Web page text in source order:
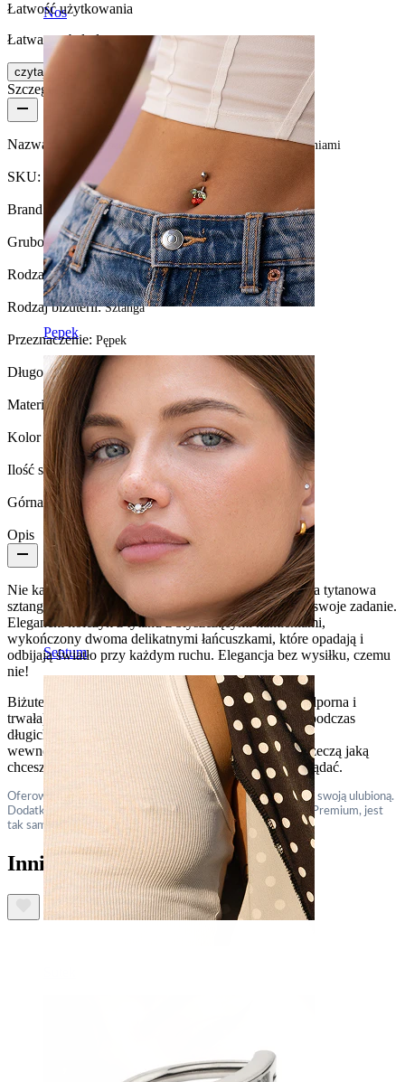
Nos
Pępek
Septum
Łatwość użytkowania
Łatwa w obsłudze
czytaj więcej
Szczegóły produktu
Nazwa: Tytanowa sztanga do pępka z łańcuszkami i kamieniami
SKU: Belly-564
Brand: Bodymod Premium
Grubość gwintu:1.6 mm
Rodzaj zapięcia:Gwint wewnętrzny
Rodzaj biżuterii:Sztanga
Przeznaczenie: Pępek
Długość:10 mm
Materiał:Tytan
Kolor kamienia:Przezroczysty
Ilość sztuk:1
Górna kulka:
Opis
Nie każda biżuteria do pępka przyciągnie wzrok, ale ta tytanowa
sztanga z łańcuszkami i kamieniami doskonale spełni swoje zadanie.
Elegancki kolczyk z tytanu z błyszczącymi kamieniami,
wykończony dwoma delikatnymi łańcuszkami, które opadają i
odbijają światło przy każdym ruchu. Elegancja bez wysiłku, czemu
nie!
Biżuteria wykonana z tytanu (hipoalergiczna, wodoodporna i
trwała), wytrzymała na tyle, aby towarzyszyć Tobie podczas
długich nocy i odważnych stylizacji. Dzięki gwintowi
wewnętrznemu, jest wygodna i stylowa, bo ostatnią rzeczą jaką
chcesz jest dramat, gdy po prostu chcesz dobrze wyglądać.
Oferowana w srebrnejwersji, więc możesz wybrać swoją ulubioną.
Dodatkowo, dzięki bezszwowemu dopasowaniu zBodymod Premium, jest
tak samo wygodna, jak wygląda.
Inni również kupili